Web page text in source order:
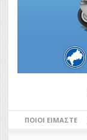
ΠΟΙΟΙ ΕΊΜΑΣΤΕ